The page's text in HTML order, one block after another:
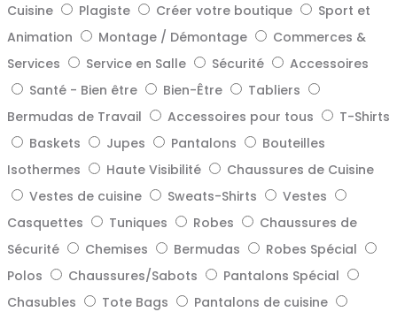
Cuisine
Plagiste Créer votre boutique
Sport et
Animation
Montage / Démontage
Commerces &
Services
Service en Salle Sécurité
Accessoires
Santé - Bien être
Bien-Être
Tabliers
Bermudas de Travail
Accessoires pour tous
T-Shirts
Baskets
Jupes Pantalons
Bouteilles
Isothermes
Haute Visibilité
Chaussures de Cuisine
Vestes de cuisine
Sweats-Shirts
Vestes
Casquettes
Tuniques Robes
Chaussures de
Sécurité
Chemises Bermudas
Robes Spécial
Polos
Chaussures/Sabots
Pantalons Spécial
Chasubles
Tote Bags
Pantalons de cuisine